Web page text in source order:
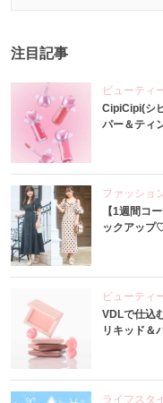
注目記事
ビューティ
CipiCipi(シ
パー＆ティ
ファッショ
【1週間コ
ックアップ
ビューティ
VDLで仕込
リキッド＆
ライフスタ